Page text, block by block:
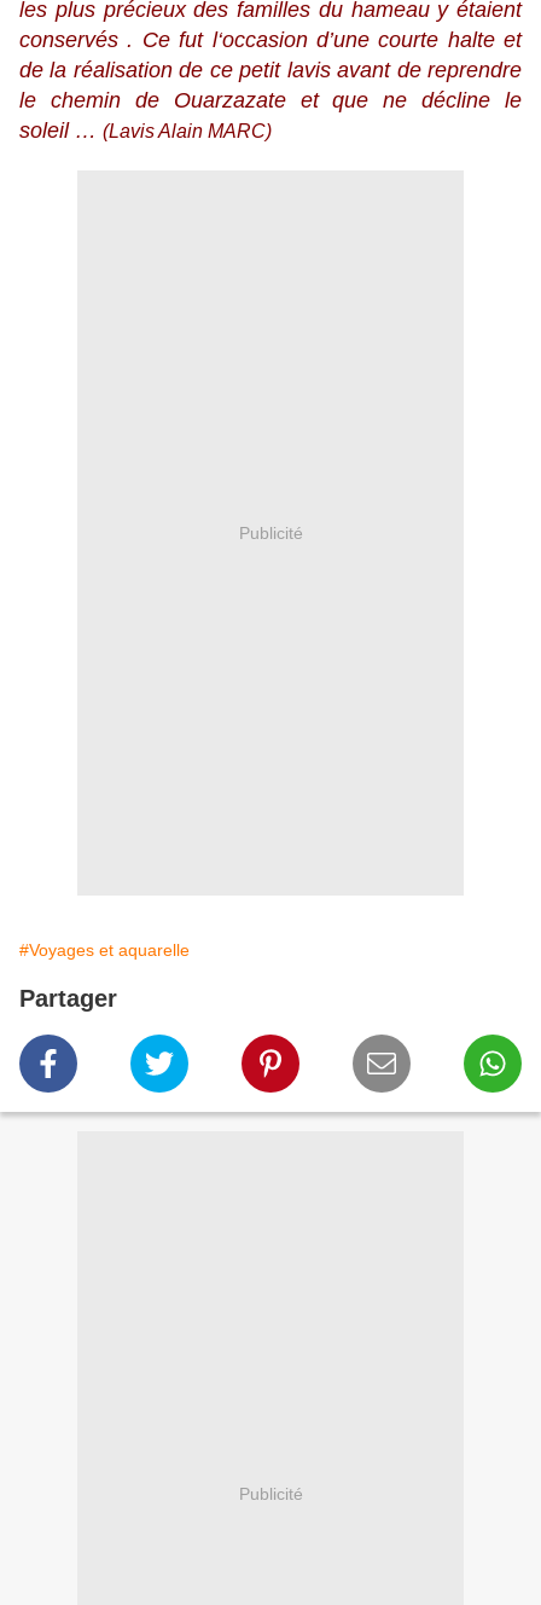
les plus précieux des familles du hameau y étaient
conservés . Ce fut l‘occasion d’une courte halte et
de la réalisation de ce petit lavis avant de reprendre
le chemin de Ouarzazate et que ne décline le
soleil … (Lavis Alain MARC)
Publicité
#Voyages et aquarelle
Partager
Publicité